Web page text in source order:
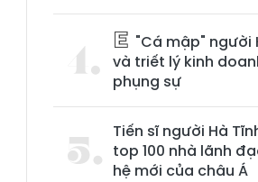
"Cá mập" người
và triết lý kinh
phụng sự
Tiến sĩ người Hà
top 100 nhà lãnh
hệ mới của châu Á